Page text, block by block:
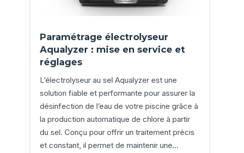
Paramétrage électrolyseur
Aqualyzer : mise en service et
réglages
L’électrolyseur au sel Aqualyzer est une
solution fiable et performante pour assurer la
désinfection de l’eau de votre piscine grâce à
la production automatique de chlore à partir
du sel. Conçu pour offrir un traitement précis
et constant, il permet de maintenir une...